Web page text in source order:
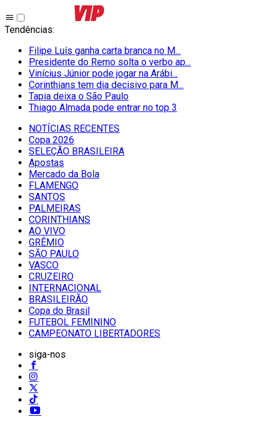
Tendências:
Filipe Luís ganha carta branca no M...
Presidente do Remo solta o verbo ap...
Vinícius Júnior pode jogar na Arábi...
Corinthians tem dia decisivo para M...
Tapia deixa o São Paulo
Thiago Almada pode entrar no top 3
NOTÍCIAS RECENTES
Copa 2026
SELEÇÃO BRASILEIRA
Apostas
Mercado da Bola
FLAMENGO
SANTOS
PALMEIRAS
CORINTHIANS
AO VIVO
GRÊMIO
SĀO PAULO
VASCO
CRUZEIRO
INTERNACIONAL
BRASILEIRÃO
Copa do Brasil
FUTEBOL FEMININO
CAMPEONATO LIBERTADORES
siga-nos